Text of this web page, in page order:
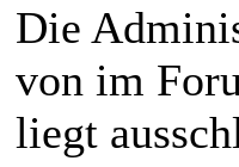
Die
von im
liegt